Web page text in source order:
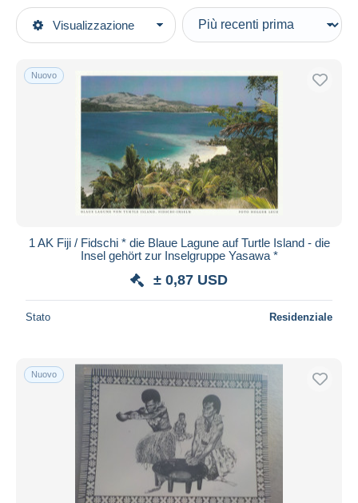
Visualizzazione
Categorie principali
Oceania
Tipo di vendita
In corso
Aste senza offerte
Venduti
Tutte le durate
Chiude fra
Prezzo
Spedizione gratuita
Metodi di pagamento
PayPal
Bonifico bancario
Visa
Mastercard
Nuovo
1 AK Fiji / Fidschi * die Blaue Lagune auf Turtle Island - die
Insel gehört zur Inselgruppe Yasawa *
± 0,87 USD
Stato Residenziale
Nuovo